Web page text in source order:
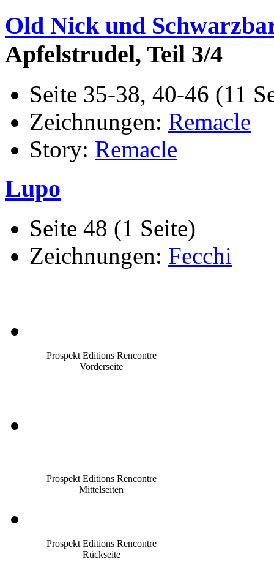
Old Nick und
Apfelstrudel, Teil 3/4
Seite 35-38, 40-46 (11
Zeichnungen: Remacle
Story: Remacle
Lupo
Seite 48 (1 Seite)
Zeichnungen: Fecchi
Prospekt Editions Rencontre
Vorderseite
Prospekt Editions Rencontre
Mittelseiten
Prospekt Editions Rencontre
Rückseite